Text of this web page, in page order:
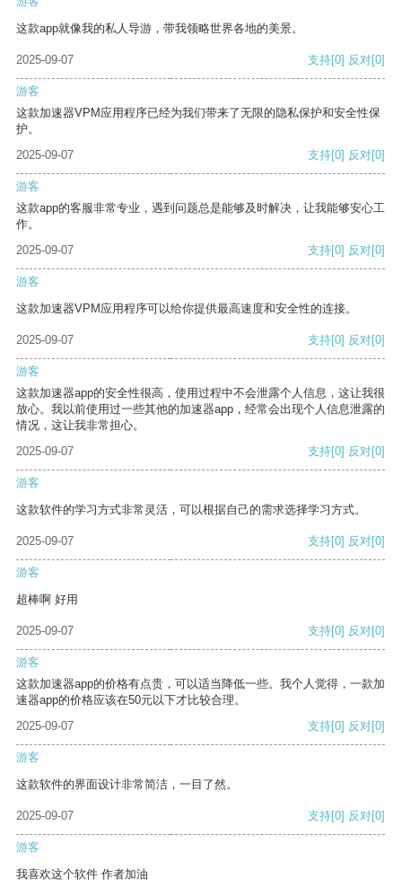
这款app就像我的私人导游，带我领略世界各地的美景。
2025-09-07 支持[0] 反对[0]
游客
这款加速器VPM应用程序已经为我们带来了无限的隐私保护和安全性保
护。
2025-09-07
支持[0] 反对[0]
游客
这款app的客服非常专业，遇到问题总是能够及时解决，让我能够安心工
作。
2025-09-07
支持[0] 反对[0]
游客
这款加速器VPM应用程序可以给你提供最高速度和安全性的连接。
2025-09-07 支持[0] 反对[0]
游客
这款加速器app的安全性很高，使用过程中不会泄露个人信息，这让我很
放心。我以前使用过一些其他的加速器app，经常会出现个人信息泄露的
情况，这让我非常担心。
2025-09-07
支持[0] 反对[0]
游客
这款软件的学习方式非常灵活，可以根据自己的需求选择学习方式。
2025-09-07 支持[0] 反对[0]
游客
超棒啊 好用
2025-09-07 支持[0] 反对[0]
游客
这款加速器app的价格有点贵，可以适当降低一些。我个人觉得，一款加
速器app的价格应该在50元以下才比较合理。
2025-09-07
支持[0] 反对[0]
游客
这款软件的界面设计非常简洁，一目了然。
2025-09-07 支持[0] 反对[0]
游客
我喜欢这个软件 作者加油